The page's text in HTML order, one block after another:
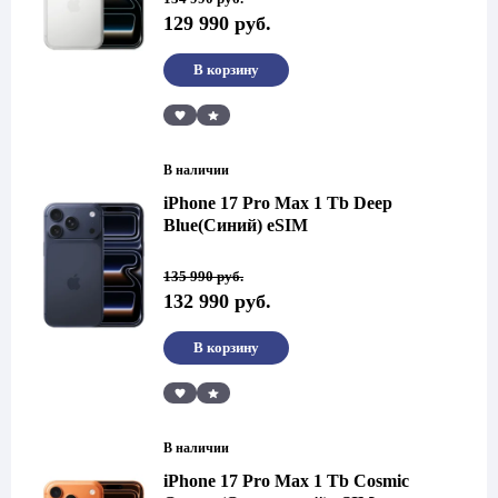
цена
составляла
990 руб..
129 990 руб.
цена:
129
Сравнить
В корзину
В наличии
iPhone 17 Pro Max 1 Tb Deep
Blue(Синий) eSIM
135 990руб.
Первоначальная
цена
составляла
990 руб..
132 990 руб.
Текущая
цена:
132
Сравнить
В корзину
В наличии
iPhone 17 Pro Max 1 Tb Cosmic